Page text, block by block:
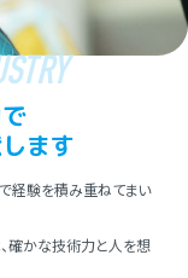
ます
経験を積み重ねてまい
確かな技術⼒と⼈を想